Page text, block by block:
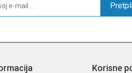
Korisne